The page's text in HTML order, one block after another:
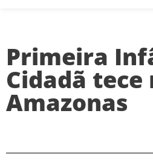
Primeira
Cidadã tece
Amazonas